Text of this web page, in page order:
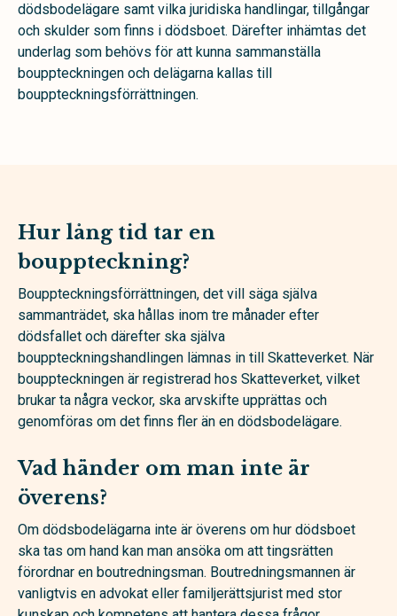
dödsbodelägare samt vilka juridiska handlingar, tillgångar
och skulder som finns i dödsboet. Därefter inhämtas det
underlag som behövs för att kunna sammanställa
bouppteckningen och delägarna kallas till
bouppteckningsförrättningen.
Hur lång tid tar en
bouppteckning?
Bouppteckningsförrättningen, det vill säga själva
sammanträdet, ska hållas inom tre månader efter
dödsfallet och därefter ska själva
bouppteckningshandlingen lämnas in till Skatteverket. När
bouppteckningen är registrerad hos Skatteverket, vilket
brukar ta några veckor, ska arvskifte upprättas och
genomföras om det finns fler än en dödsbodelägare.
Vad händer om man inte är
överens?
Om dödsbodelägarna inte är överens om hur dödsboet
ska tas om hand kan man ansöka om att tingsrätten
förordnar en boutredningsman. Boutredningsmannen är
vanligtvis en advokat eller familjerättsjurist med stor